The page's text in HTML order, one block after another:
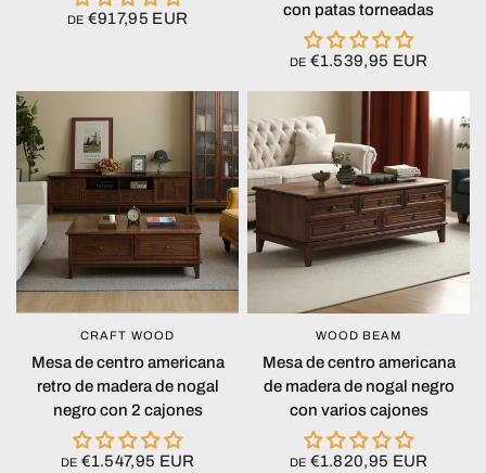
DE €917,95 EUR
con patas torneadas
DE €1.539,95 EUR
VISTA RÁPIDA
CRAFT WOOD
Mesa de centro americana
retro de madera de nogal
negro con 2 cajones
DE €1.547,95 EUR
VISTA RÁPIDA
WOOD BEAM
Mesa de centro americana
de madera de nogal negro
con varios cajones
DE €1.820,95 EUR